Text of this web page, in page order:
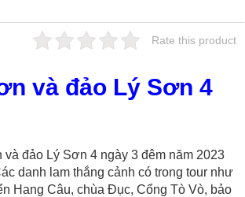
Rate this product
và đảo Lý Sơn 4
đảo Lý Sơn 4 ngày 3 đêm năm 2023
danh lam thắng cảnh có trong tour như
Hang Câu, chùa Đục, Cổng Tò Vò, bảo